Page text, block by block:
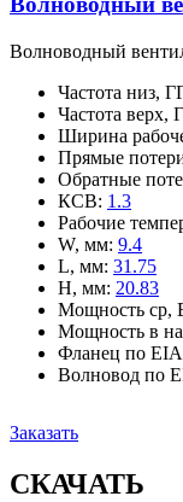
Волноводный
Частота низ,
Частота верх,
Ширина
Прямые
Обратные
КСВ: 1.3
Рабочие
W, мм: 9.4
L, мм: 31.75
H, мм: 20.83
Мощность ср,
Мощность в
Фланец по EIA
Волновод по
Заказать
СКАЧАТЬ